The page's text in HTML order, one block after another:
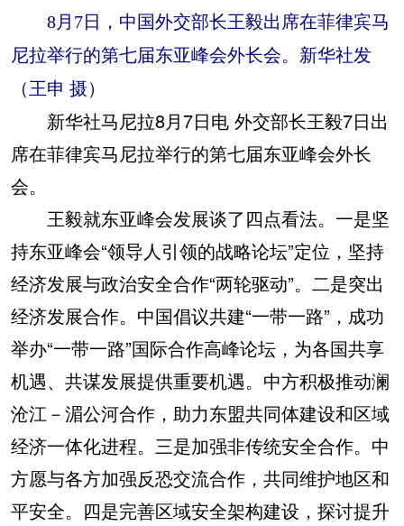
8月7日，中国外交部长王毅出席在菲律宾马
尼拉举行的第七届东亚峰会外长会。新华社发
（王申 摄）
新华社马尼拉8月7日电 外交部长王毅7日出
席在菲律宾马尼拉举行的第七届东亚峰会外长
会。
王毅就东亚峰会发展谈了四点看法。一是坚
持东亚峰会“领导人引领的战略论坛”定位，坚持
经济发展与政治安全合作“两轮驱动”。二是突出
经济发展合作。中国倡议共建“一带一路”，成功
举办“一带一路”国际合作高峰论坛，为各国共享
机遇、共谋发展提供重要机遇。中方积极推动澜
沧江－湄公河合作，助力东盟共同体建设和区域
经济一体化进程。三是加强非传统安全合作。中
方愿与各方加强反恐交流合作，共同维护地区和
平安全。四是完善区域安全架构建设，探讨提升